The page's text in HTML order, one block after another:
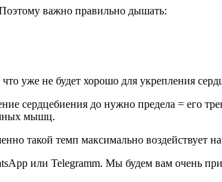
важно правильно дышать:
уже не будет хорошо для укрепления
до нужно предела = его
мышц.
такой темп максимально воздействует
или Telegramm. Мы будем вам очень